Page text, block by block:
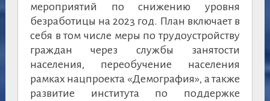
мероприятий по снижению уровня
безработицы на 2023 год. План включает в
себя в том числе меры по трудоустройству
граждан через службы занятости
населения, переобучение населения
рамках нацпроекта «Демография», а также
развитие института по поддержке